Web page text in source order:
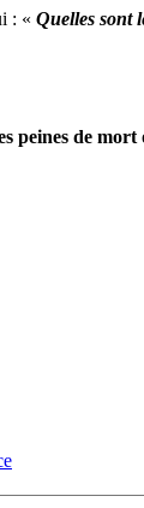
: « Quelles sont
peines de mort